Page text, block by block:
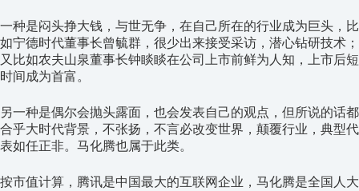
一种是闷头挣大钱，与世无争，在自己所在的行业成为巨头，比
如宁德时代董事长曾毓群，很少出来接受采访，潜心钻研技术；
又比如农夫山泉董事长钟睒睒在公司上市前鲜为人知，上市后短
时间成为首富。
另一种是偶尔会抛头露面，也会发表自己的观点，但所说的话都
合乎大时代背景，不张扬，不言必改变世界，颠覆行业，典型代
表如任正非。马化腾也属于此类。
按市值计算，腾讯是中国最大的互联网企业，马化腾是全国人大